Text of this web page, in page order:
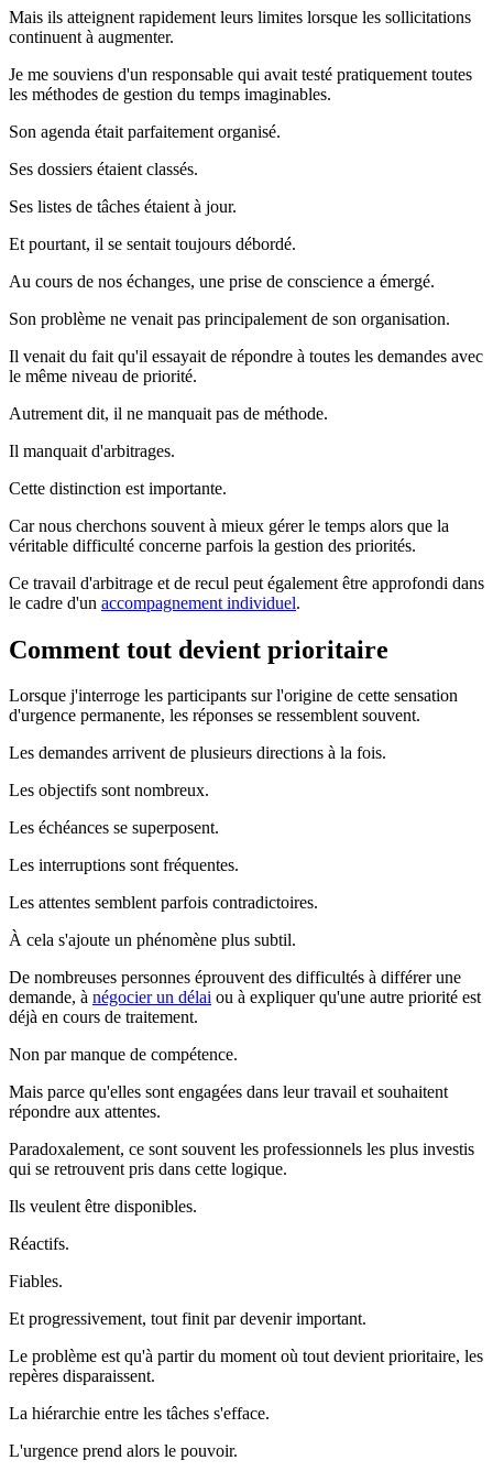
Mais ils atteignent rapidement leurs limites lorsque les sollicitations
continuent à augmenter.
Je me souviens d'un responsable qui avait testé pratiquement toutes
les méthodes de gestion du temps imaginables.
Son agenda était parfaitement organisé.
Ses dossiers étaient classés.
Ses listes de tâches étaient à jour.
Et pourtant, il se sentait toujours débordé.
Au cours de nos échanges, une prise de conscience a émergé.
Son problème ne venait pas principalement de son organisation.
Il venait du fait qu'il essayait de répondre à toutes les demandes avec
le même niveau de priorité.
Autrement dit, il ne manquait pas de méthode.
Il manquait d'arbitrages.
Cette distinction est importante.
Car nous cherchons souvent à mieux gérer le temps alors que la
véritable difficulté concerne parfois la gestion des priorités.
Ce travail d'arbitrage et de recul peut également être approfondi dans
le cadre d'un accompagnement individuel.
Comment tout devient prioritaire
Lorsque j'interroge les participants sur l'origine de cette sensation
d'urgence permanente, les réponses se ressemblent souvent.
Les demandes arrivent de plusieurs directions à la fois.
Les objectifs sont nombreux.
Les échéances se superposent.
Les interruptions sont fréquentes.
Les attentes semblent parfois contradictoires.
À cela s'ajoute un phénomène plus subtil.
De nombreuses personnes éprouvent des difficultés à différer une
demande, à négocier un délai ou à expliquer qu'une autre priorité est
déjà en cours de traitement.
Non par manque de compétence.
Mais parce qu'elles sont engagées dans leur travail et souhaitent
répondre aux attentes.
Paradoxalement, ce sont souvent les professionnels les plus investis
qui se retrouvent pris dans cette logique.
Ils veulent être disponibles.
Réactifs.
Fiables.
Et progressivement, tout finit par devenir important.
Le problème est qu'à partir du moment où tout devient prioritaire, les
repères disparaissent.
La hiérarchie entre les tâches s'efface.
L'urgence prend alors le pouvoir.